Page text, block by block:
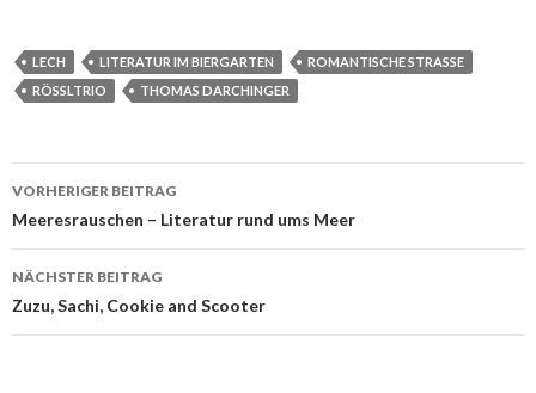
LECH LITERATUR IM BIERGARTEN
ROMANTISCHE STRASSE
RÖSSLTRIO
THOMAS DARCHINGER
Beitrags-
Navigation
VORHERIGER BEITRAG
Meeresrauschen – Literatur rund ums Meer
NÄCHSTER BEITRAG
Zuzu, Sachi, Cookie and Scooter